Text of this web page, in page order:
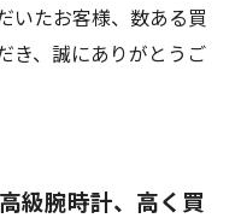
いたお客様、数ある買
き、誠にありがとうご
級腕時計、高く買